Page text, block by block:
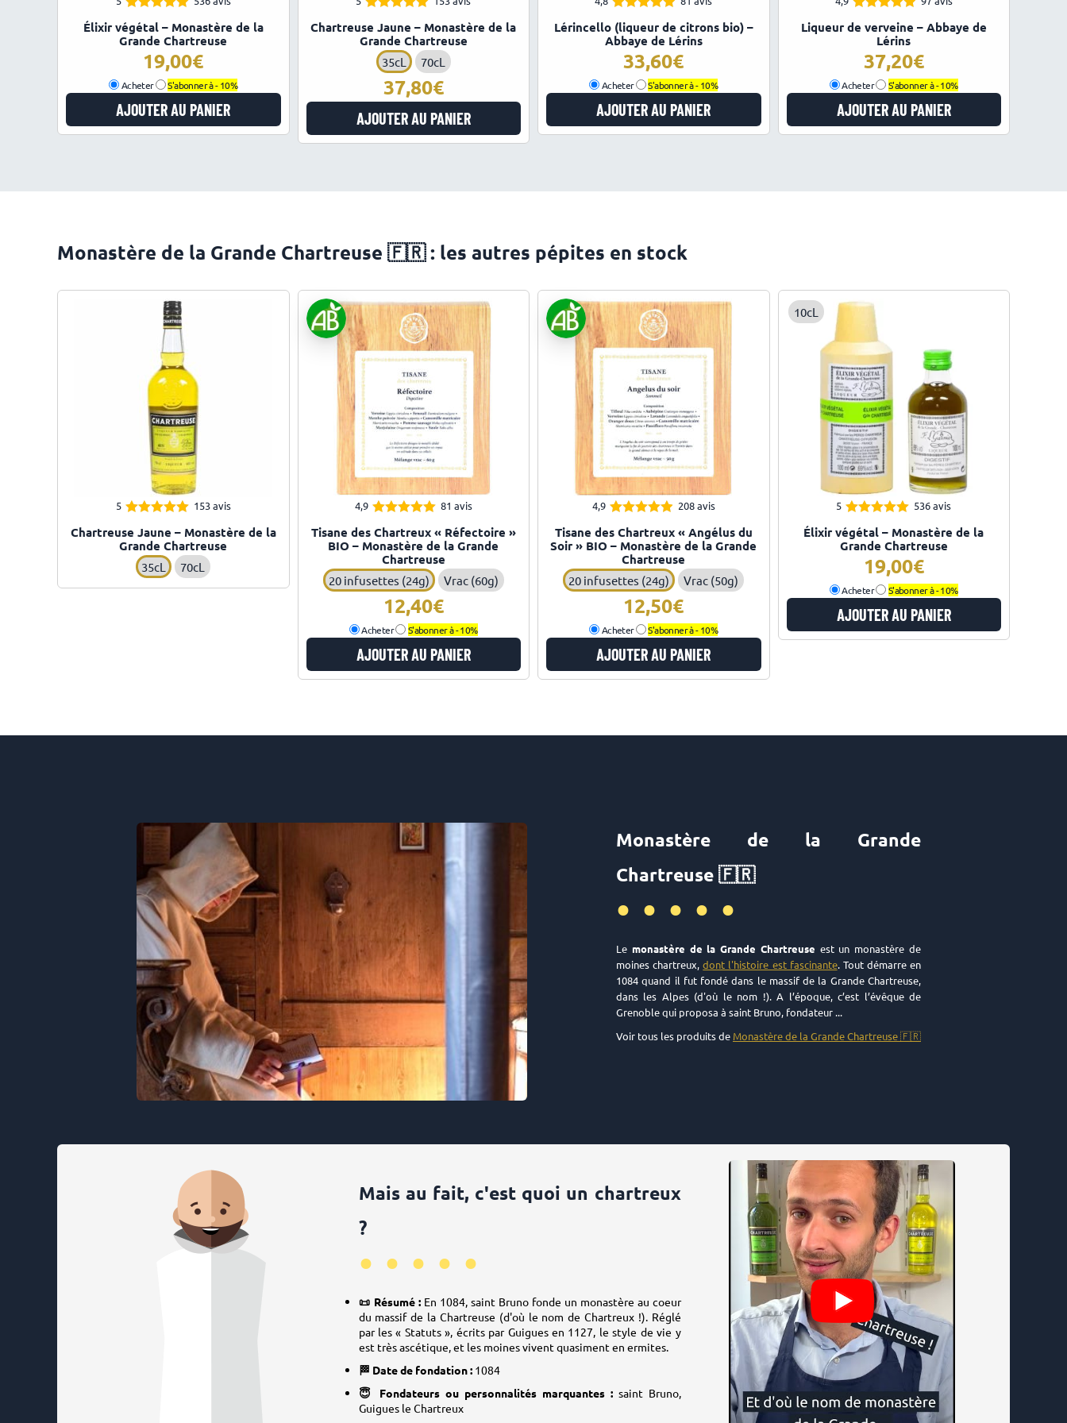
Note
sur 5
Élixir végétal – Monastère de la
Grande Chartreuse
19,00
Acheter S'abonner à -10%
AJOUTER AU PANIER
sur 5
Chartreuse Jaune – Monastère de la
Grande Chartreuse
35cL 70cL
37,80
AJOUTER AU PANIER
Note 4.84
sur 5
Lérincello (liqueur de citrons bio) –
Abbaye de Lérins
33,60
Acheter S'abonner à -10%
AJOUTER AU PANIER
4.88
sur 5
Liqueur de verveine – Abbaye de
Lérins
37,20
Acheter S'abonner à -10%
AJOUTER AU PANIER
Monastère de la Grande Chartreuse 🇫🇷 : les autres pépites en stock
5
sur 5
153 avis
Chartreuse Jaune – Monastère de la
Grande Chartreuse
35cL 70cL
4,9
Note
sur 5
81 avis
Tisane des Chartreux « Réfectoire »
BIO – Monastère de la Grande
Chartreuse
20 infusettes (24g) Vrac (60g)
12,40
Acheter S'abonner à -10%
AJOUTER AU PANIER
4,9
Note
sur 5
208 avis
Tisane des Chartreux « Angélus du
Soir » BIO – Monastère de la Grande
Chartreuse
20 infusettes (24g) Vrac (50g)
12,50
Acheter S'abonner à -10%
AJOUTER AU PANIER
10cL
5
Note
sur 5
536 avis
Élixir végétal – Monastère de la
Grande Chartreuse
19,00
Acheter S'abonner à -10%
AJOUTER AU PANIER
Monastère de la Grande
Chartreuse 🇫🇷
•••••
Le monastère de la Grande Chartreuse est un monastère de
moines chartreux,dont l'histoire est fascinante. Tout démarre en
1084 quand il fut fondé dans le massif de la Grande Chartreuse,
dans les Alpes (d'où le nom !). A l’époque, c’est l’évêque de
Grenoble qui proposa à saint Bruno, fondateur ...
Voir tous les produits de Monastère de la Grande Chartreuse 🇫🇷
Mais au fait, c'est quoi un chartreux
?
•••••
📜 Résumé :En 1084, saint Bruno fonde un monastère au coeur
du massif de la Chartreuse (d'où le nom de Chartreux !). Réglé
par les « Statuts », écrits par Guigues en 1127, le style de vie y
est très ascétique, et les moines vivent quasiment en ermites.
🏁 Date de fondation :1084
😇 Fondateurs ou personnalités marquantes : saint Bruno,
Guigues le Chartreux